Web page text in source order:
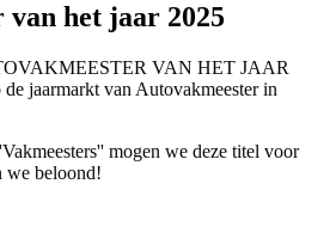
van het jaar 2025
VAN HET JAAR
jaarmarkt van Autovakmeester in
mogen we deze titel voor
we beloond!